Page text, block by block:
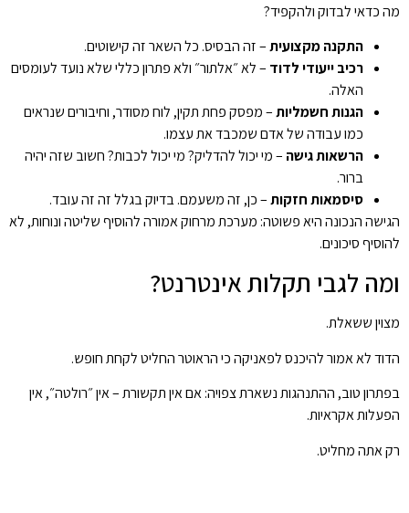
מה כדאי לבדוק ולהקפיד?
התקנה מקצועית– זה הבסיס. כל השאר זה קישוטים.
רכיב ייעודי לדוד – לא ״אלתור״ ולא פתרון כללי שלא נועד לעומסים
האלה.
הגנות חשמליות– מפסק פחת תקין, לוח מסודר, וחיבורים שנראים
כמו עבודה של אדם שמכבד את עצמו.
הרשאות גישה – מי יכול להדליק? מי יכול לכבות? חשוב שזה יהיה
ברור.
סיסמאות חזקות– כן, זה משעמם. בדיוק בגלל זה זה עובד.
הגישה הנכונה היא פשוטה: מערכת מרחוק אמורה להוסיף שליטה ונוחות, לא
להוסיף סיכונים.
ומה לגבי תקלות אינטרנט?
מצוין ששאלת.
הדוד לא אמור להיכנס לפאניקה כי הראוטר החליט לקחת חופש.
בפתרון טוב, ההתנהגות נשארת צפויה: אם אין תקשורת – אין ״רולטה״, אין
הפעלות אקראיות.
רק אתה מחליט.